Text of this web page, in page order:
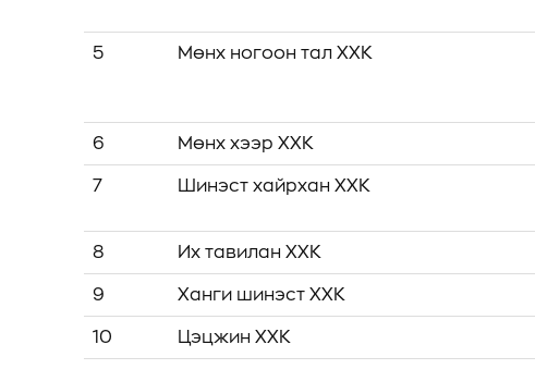
5 Мөнх ногоон тал ХХК
6 Мөнх хээр ХХК
7 Шинэст хайрхан ХХК
8 Их тавилан ХХК
9 Ханги шинэст ХХК
10 Цэцжин ХХК